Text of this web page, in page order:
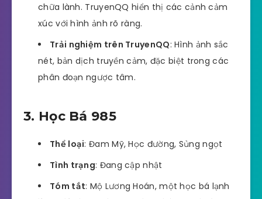
chữa lành. TruyenQQ hiển thị các cảnh cảm
xúc với hình ảnh rõ ràng.
Trải nghiệm trên TruyenQQ: Hình ảnh sắc
nét, bản dịch truyền cảm, đặc biệt trong các
phân đoạn ngược tâm.
3. Học Bá 985
Thể loại: Đam Mỹ, Học đường, Sủng ngọt
Tình trạng: Đang cập nhật
Tóm tắt: Mộ Lương Hoán, một học bá lạnh